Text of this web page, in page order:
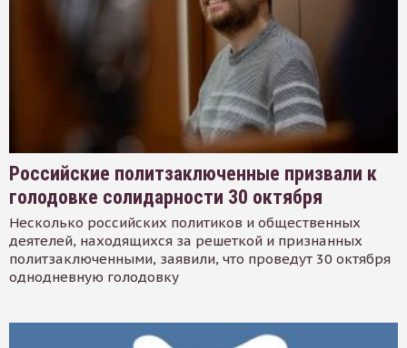
Российские политзаключенные призвали к
голодовке солидарности 30 октября
Несколько российских политиков и общественных
деятелей, находящихся за решеткой и признанных
политзаключенными, заявили, что проведут 30 октября
однодневную голодовку